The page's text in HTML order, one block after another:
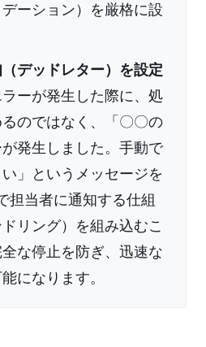
ーション）を厳格に設
デッドレター）を設定
ラーが発生した際に、処
のではなく、「〇〇の
発生しました。手動で
」というメッセージを
担当者に通知する仕組
リング）を組み込むこ
な停止を防ぎ、迅速な
になります。